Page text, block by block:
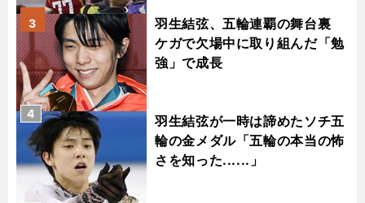
羽生結弦、五輪連覇の舞台裏
ケガで欠場中に取り組んだ「勉
強」で成長
3
羽生結弦が一時は諦めたソチ五
輪の金メダル「五輪の本当の怖
さを知った......」
4